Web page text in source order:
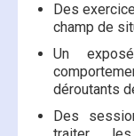
Des
champ de
Un
déroutants
Des